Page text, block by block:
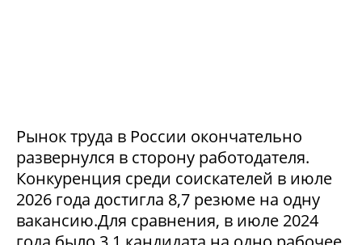
Рынок труда в России окончательно
развернулся в сторону работодателя.
Конкуренция среди соискателей в июле
2026 года достигла 8,7 резюме на одну
вакансию.Для сравнения, в июле 2024